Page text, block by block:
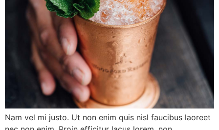
Nam vel mi justo. Ut non enim quis nisl faucibus laoreet